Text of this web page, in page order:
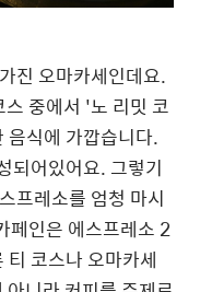
진 오마카세인데요.
중에서 '노 리밋 코
음식에 가깝습니다.
되어있어요. 그렇기
프레소를 엄청 마시
페인은 에스프레소 2
코스나 오마카세